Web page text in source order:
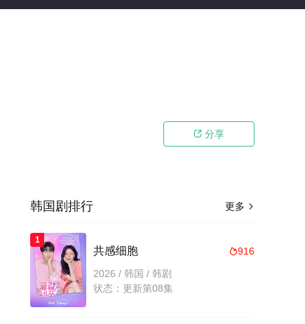
 分享
更多 
韩国剧排行
1
916
共感细胞
2026 / 韩国 / 韩剧
状态：更新第08集